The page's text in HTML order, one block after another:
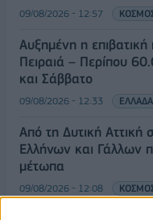
09/08/2026 - 12:57
Αυξημένη η επιβατική
Πειραιά – Περίπου
και Σάββατο
09/08/2026 - 12:33 ΕΛΛΑΔΑ
Από τη Δυτική Αττική
Ελλήνων και Γάλλων
μέτωπα
09/08/2026 - 12:08